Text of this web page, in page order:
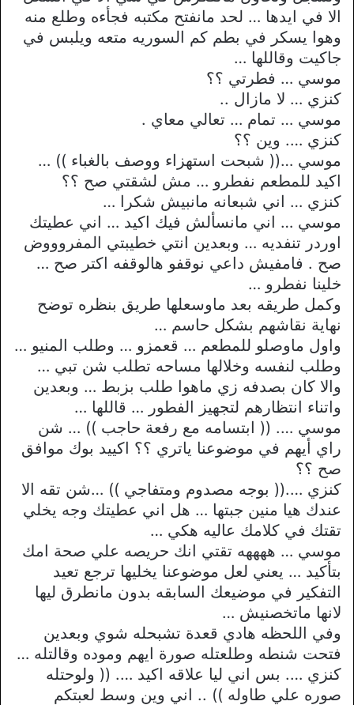
الا في ايدها … لحد مانفتح مكتبه فجأءه وطلع منه
وهوا يسكر في بطم كم السوريه متعه ويلبس في
جاكيت وقاللها …
موسي … فطرتي ؟؟
كنزي … لا مازال ..
موسي … تمام … تعالي معاي .
كنزي …. وين ؟؟
موسي …(( شبحت استهزاء ووصف بالغباء )) …
اكيد للمطعم نفطرو … مش لشقتي صح ؟؟
كنزي … اني شبعانه مانبيش شكرا …
موسي … اني مانسألش فيك اكيد … اني عطيتك
اوردر تنفديه … وبعدين انتي خطيبتي المفروووض
صح . فامفيش داعي نوقفو هالوقفه اكتر صح …
خلينا نفطرو …
وكمل طريقه بعد ماوسعلها طريق بنظره توضح
نهاية نقاشهم بشكل حاسم …
واول ماوصلو للمطعم … قعمزو … وطلب المنيو …
وطلب لنفسه وخلالها مساحه تطلب شن تبي …
والا كان بصدفه زي ماهوا طلب بزبط … وبعدين
واتناء انتظارهم لتجهيز الفطور … قاللها …
موسي …. (( ابتسامه مع رفعة حاجب )) … شن
راي أيهم في موضوعنا ياتري ؟؟ اكييد بوك موافق
صح ؟؟
كنزي ….(( بوجه مصدوم ومتفاجي )) …شن تقه الا
عندك هيا منين جبتها … هل اني عطيتك وجه يخلي
تقتك في كلامك عاليه هكي …
موسي … ههههه تقتي انك حريصه علي صحة امك
بتأكيد … يعني لعل موضوعنا يخليها ترجع تعيد
التفكير في موضيعك السابقه بدون مانطرق ليها
لانها ماتخصنيش …
وفي اللحظه هادي قعدة تشبحله شوي وبعدين
فتحت شنطه وطلعتله صورة ايهم وموده وقالتله …
كنزي …. بس اني ليا علاقه اكيد …. (( ولوحتله
صوره علي طاوله )) .. اني وين وسط لعبتكم